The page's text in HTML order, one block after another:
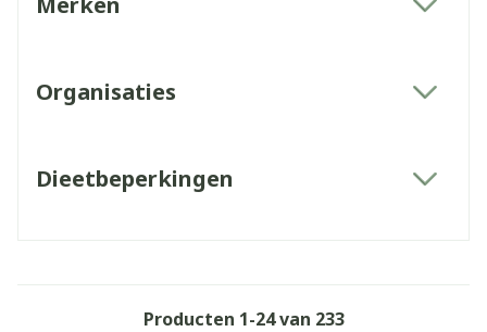
Organisaties
Dieetbeperkingen
Producten 1-24van 233